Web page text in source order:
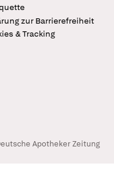
zur Barrierefreiheit
& Tracking
Apotheker Zeitung